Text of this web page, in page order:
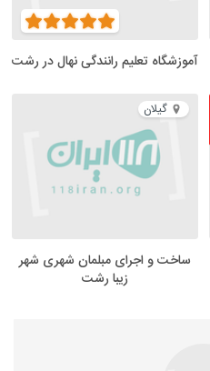
آموزشگاه تعلیم رانندگی نهال در رشت
گیلان
ساخت و اجرای مبلمان شهری شهر
زیبا رشت